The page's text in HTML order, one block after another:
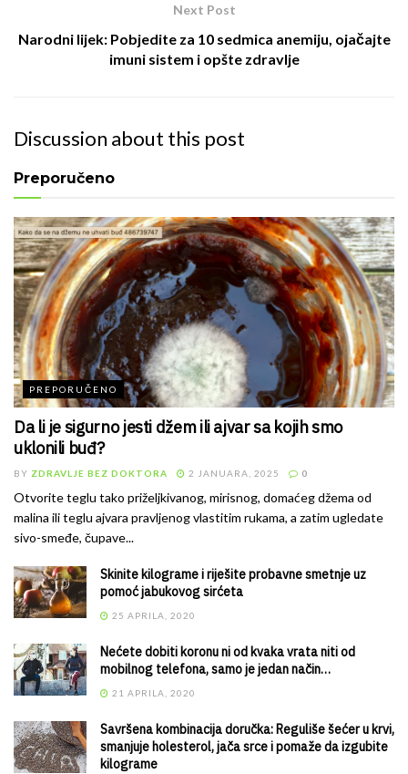
Next Post
Narodni lijek: Pobjedite za 10 sedmica anemiju, ojačajte
imuni sistem i opšte zdravlje
Discussion about this post
Preporučeno
PREPORUČENO
Da li je sigurno jesti džem ili ajvar sa kojih smo
uklonili buđ?
BY ZDRAVLJE BEZ DOKTORA 2 JANUARA, 2025 0
Otvorite teglu tako priželjkivanog, mirisnog, domaćeg džema od
malina ili teglu ajvara pravljenog vlastitim rukama, a zatim ugledate
sivo-smeđe, čupave...
Skinite kilograme i riješite probavne smetnje uz
pomoć jabukovog sirćeta
25 APRILA, 2020
Nećete dobiti koronu ni od kvaka vrata niti od
mobilnog telefona, samo je jedan način…
21 APRILA, 2020
Savršena kombinacija doručka: Reguliše šećer u krvi,
smanjuje holesterol, jača srce i pomaže da izgubite
kilograme